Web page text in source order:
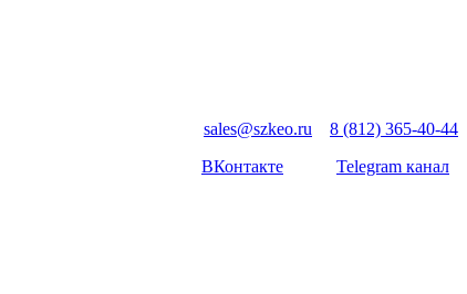
sales@szkeo.ru
8 (812) 365-40-44
ВКонтакте
Telegram канал